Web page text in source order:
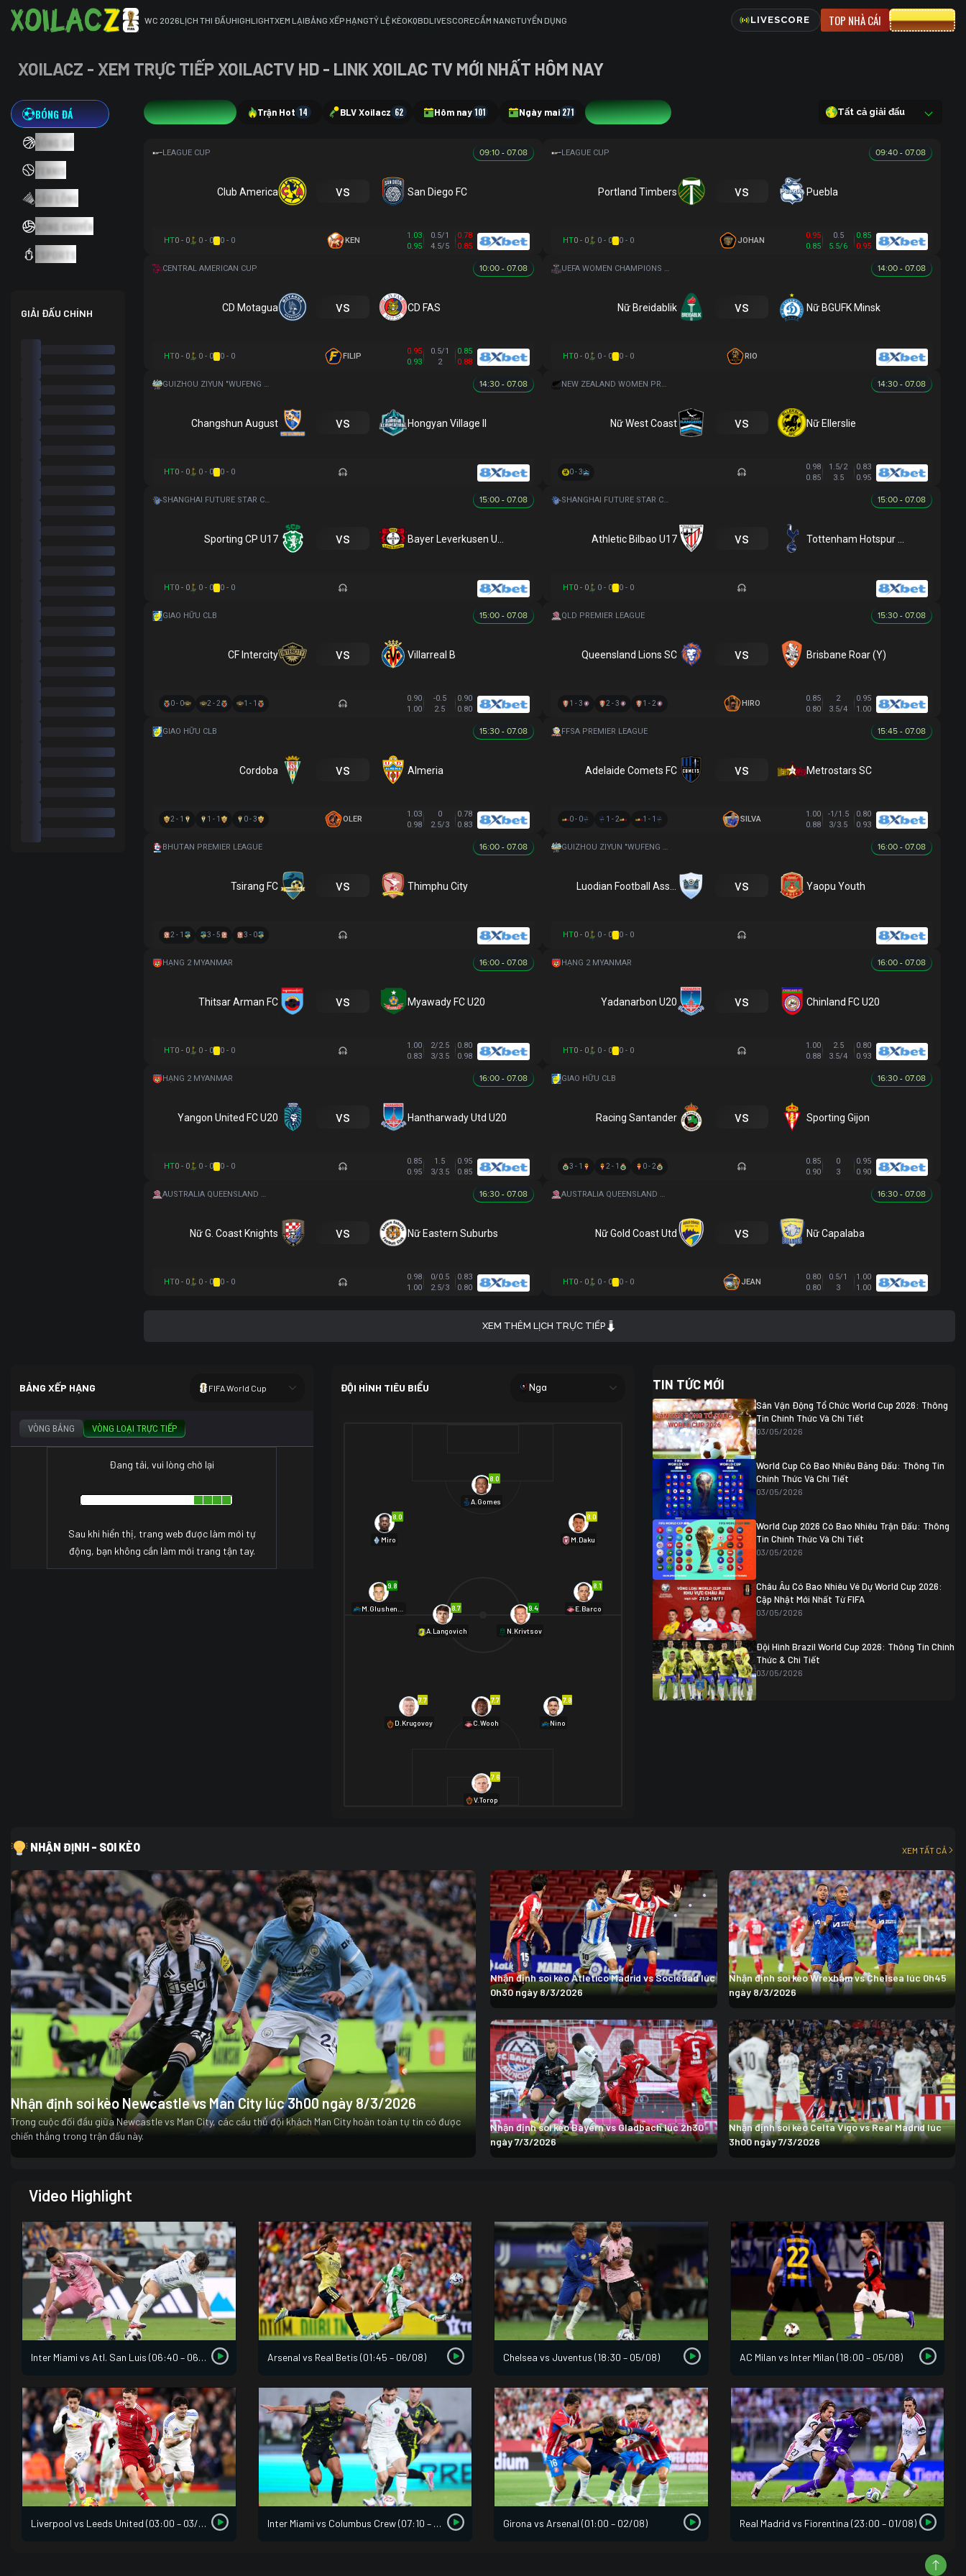
WC 2026LỊCH THI ĐẤUHIGHLIGHTXEM LẠIBẢNG XẾP HẠNGTỶ LỆ KÈOKQBDLIVESCORECẨM NANGTUYỂN DỤNG LIVESCORE TOP NHÀ CÁI CƯỢC 8XBET
XOILACZ - XEM TRỰC TIẾP XOILACTV HD - LINK XOILAC TV MỚI NHẤT HÔM NAY
BÓNG ĐÁ
BÓNG RỔ
TENNIS
CẦU LÔNG
BÓNG CHUYỀN
ESPORTS
GIẢI ĐẤU CHÍNH
3 Trận Hot 14 BLV Xoilacz 62 Hôm nay101 Ngày mai 271 Tất cả841 Tất cả giải đấu
LEAGUE CUP 09:10 - 07.08
Club America vs San Diego FC
HT0 - 0 0 - 0 0 - 0 KEN
1.03 0.5/1
0.78
0.95
4.5/5 0.85
LEAGUE CUP 09:40 - 07.08
Portland Timbers vs Puebla
HT0 - 0 0 - 0 0 - 0 JOHAN
0.95 0.5
0.85
0.85
5.5/6 0.95
CENTRAL AMERICAN CUP 10:00 - 07.08
CD Motagua vs CD FAS
HT0 - 0 0 - 0 0 - 0 FILIP
0.95 0.5/1
0.85
0.93
2 0.88
14:00 - 07.08
Nữ Breidablik vs Nữ BGUFK Minsk
HT0 - 0 0 - 0 0 - 0 RIO
14:30 - 07.08
Changshun August vs Hongyan Village II
HT0 - 0 0 - 0 0 - 0
14:30 - 07.08
Nữ West Coast vs Nữ Ellerslie
0 - 3
0.98 1.5/2
0.83
0.85
3.5 0.95
15:00 - 07.08
Sporting CP U17 vs
HT0 - 0 0 - 0 0 - 0
SHANGHAI FUTURE STAR CUP 15:00 - 07.08
Athletic Bilbao U17 vs
HT0 - 0 0 - 0 0 - 0
GIAO HỮU CLB 15:00 - 07.08
CF Intercity vs Villarreal B
0 - 0 2 - 2 1 - 1
0.90 -0.5
0.90
1.00
2.5 0.80
QLD PREMIER LEAGUE 15:30 - 07.08
Queensland Lions SC vs Brisbane Roar (Y)
1 - 3 2 - 3 1 - 2 HIRO
0.85 2
0.95
0.80
3.5/4 1.00
GIAO HỮU CLB 15:30 - 07.08
Cordoba vs Almeria
2 - 1 1 - 1 0 - 3 OLER
1.03 0
0.78
0.98
2.5/3 0.83
FFSA PREMIER LEAGUE 15:45 - 07.08
Adelaide Comets FC vs Metrostars SC
0 - 0 1 - 2 1 - 1 SILVA
1.00 -1/1.5
0.80
0.88
3/3.5 0.93
BHUTAN PREMIER LEAGUE 16:00 - 07.08
Tsirang FC vs Thimphu City
2 - 1 3 - 5 3 - 0
16:00 - 07.08
vs Yaopu Youth
HT0 - 0 0 - 0 0 - 0
HẠNG 2 MYANMAR 16:00 - 07.08
Thitsar Arman FC vs Myawady FC U20
HT0 - 0 0 - 0 0 - 0
1.00 2/2.5
0.80
0.83
3/3.5 0.98
HẠNG 2 MYANMAR 16:00 - 07.08
Yadanarbon U20 vs Chinland FC U20
HT0 - 0 0 - 0 0 - 0
1.00 2.5
0.80
0.88
3.5/4 0.93
HẠNG 2 MYANMAR 16:00 - 07.08
Yangon United FC U20 vs Hantharwady Utd U20
HT0 - 0 0 - 0 0 - 0
0.85 1.5
0.95
0.95
3/3.5 0.85
GIAO HỮU CLB 16:30 - 07.08
Racing Santander vs Sporting Gijon
3 - 1 2 - 1 0 - 2
0.85 0
0.95
0.90
3 0.90
16:30 - 07.08
Nữ G. Coast Knights vs Nữ Eastern Suburbs
HT0 - 0 0 - 0 0 - 0
0.98 0/0.5
0.83
1.00
2.5/3 0.80
16:30 - 07.08
Nữ Gold Coast Utd vs Nữ Capalaba
HT0 - 0 0 - 0 0 - 0 JEAN
0.80 0.5/1
1.00
0.80
3 1.00
XEM THÊM LỊCH TRỰC TIẾP
BẢNG XẾP HẠNG FIFA World Cup
VÒNG BẢNG VÒNG LOẠI TRỰC TIẾP
Đang tải, vui lòng chờ lại
Sau khi hiển thị, trang web được làm mới tự
động, bạn không cần làm mới trang tận tay.
ĐỘI HÌNH TIÊU BIỂU Nga
7.6
V.Torop
7.7
D.Krugovoy
7.8
Nino
9.8
8.7
A.Langovich
9.4
N.Krivtsov
8.0
Miro
8.0
A.Gomes
8.0
M.Daku
7.7
C.Wooh
8.1
E.Barco
TIN TỨC MỚI
Sân Vận Động Tổ Chức World Cup 2026: Thông
Tin Chính Thức Và Chi Tiết
03/05/2026
World Cup Có Bao Nhiêu Bảng Đấu: Thông Tin
Chính Thức Và Chi Tiết
03/05/2026
World Cup 2026 Có Bao Nhiêu Trận Đấu: Thông
Tin Chính Thức Và Chi Tiết
03/05/2026
Châu Âu Có Bao Nhiêu Vé Dự World Cup 2026:
Cập Nhật Mới Nhất Từ FIFA
03/05/2026
Đội Hình Brazil World Cup 2026: Thông Tin Chính
Thức & Chi Tiết
03/05/2026
NHẬN ĐỊNH - SOI KÈO XEM TẤT CẢ
Nhận định soi kèo Newcastle vs Man City lúc 3h00 ngày 8/3/2026
Trong cuộc đối đầu giữa Newcastle vs Man City, các cầu thủ đội khách Man City hoàn toàn tự tin có được
chiến thắng trong trận đấu này.
Nhận định soi kèo Atletico Madrid vs Sociedad lúc
0h30 ngày 8/3/2026
Nhận định soi kèo Wrexham vs Chelsea lúc 0h45
ngày 8/3/2026
Nhận định soi kèo Bayern vs Gladbach lúc 2h30
ngày 7/3/2026
Nhận định soi kèo Celta Vigo vs Real Madrid lúc
3h00 ngày 7/3/2026
Video Highlight
Inter Miami vs Atl. San Luis (06:40 – 06/08) Arsenal vs Real Betis (01:45 – 06/08) Chelsea vs Juventus (18:30 – 05/08) AC Milan vs Inter Milan (18:00 – 05/08)
Liverpool vs Leeds United (03:00 – 03/08) Inter Miami vs Columbus Crew (07:10 – 02/08) Girona vs Arsenal (01:00 – 02/08) Real Madrid vs Fiorentina (23:00 – 01/08)